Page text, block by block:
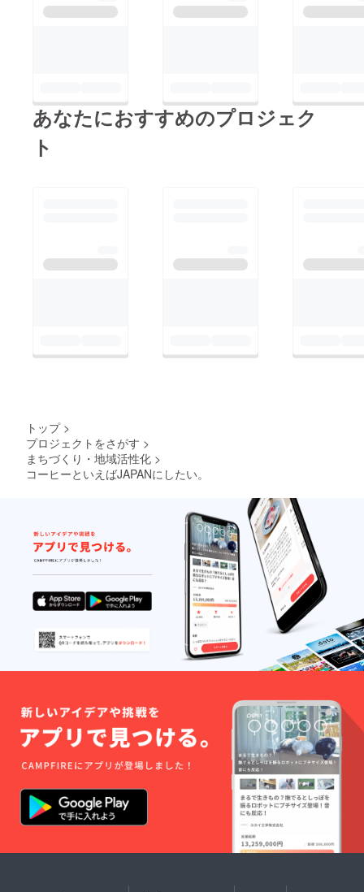
あなたにおすすめのプロジェク
ト
トップ >
プロジェクトをさがす >
まちづくり・地域活性化 >
コーヒーといえばJAPANにしたい。